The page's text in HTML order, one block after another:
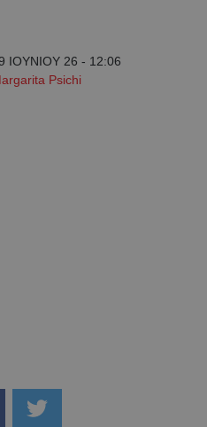
ΙΟΥΝΙΟΥ 26 - 12:06
Psichi